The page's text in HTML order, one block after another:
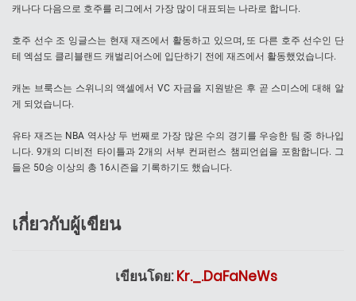
캐나다 다음으로 호주를 리그에서 가장 많이 대표되는 나라로 합니다.
호주 선수 조 잉글스는 현재 재즈에서 활동하고 있으며, 또 다른 호주 선수인 단
테 엑섬도 클리블랜드 캐벌리어스에 입단하기 전에 재즈에서 활동했었습니다.
캐논 브룩스는 스위니의 액셀에서 VC 자금을 지원받은 후 곧 스미스에 대해 알
게 되었습니다.
유타 재즈는 NBA 역사상 두 번째로 가장 많은 수의 경기를 우승한 팀 중 하나입
니다. 9개의 디비전 타이틀과 2개의 서부 컨퍼런스 챔피언쉽을 포함합니다. 그
들은 50승 이상의 총 16시즌을 기록하기도 했습니다.
เกี่ยวกับผู้เขียน
เขียนโดย:Kr._.DaFaNeWs